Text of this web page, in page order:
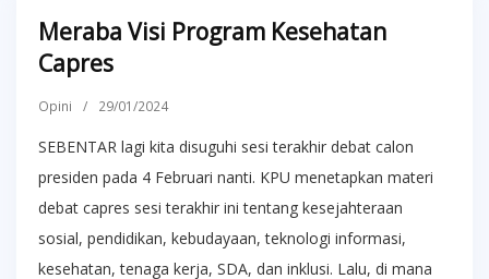
Meraba Visi Program Kesehatan
Capres
Opini / 29/01/2024
SEBENTAR lagi kita disuguhi sesi terakhir debat calon
presiden pada 4 Februari nanti. KPU menetapkan materi
debat capres sesi terakhir ini tentang kesejahteraan
sosial, pendidikan, kebudayaan, teknologi informasi,
kesehatan, tenaga kerja, SDA, dan inklusi. Lalu, di mana